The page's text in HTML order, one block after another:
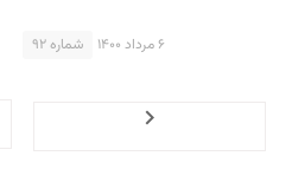
۶ مرداد ۱۴۰۰ شماره ۹۲